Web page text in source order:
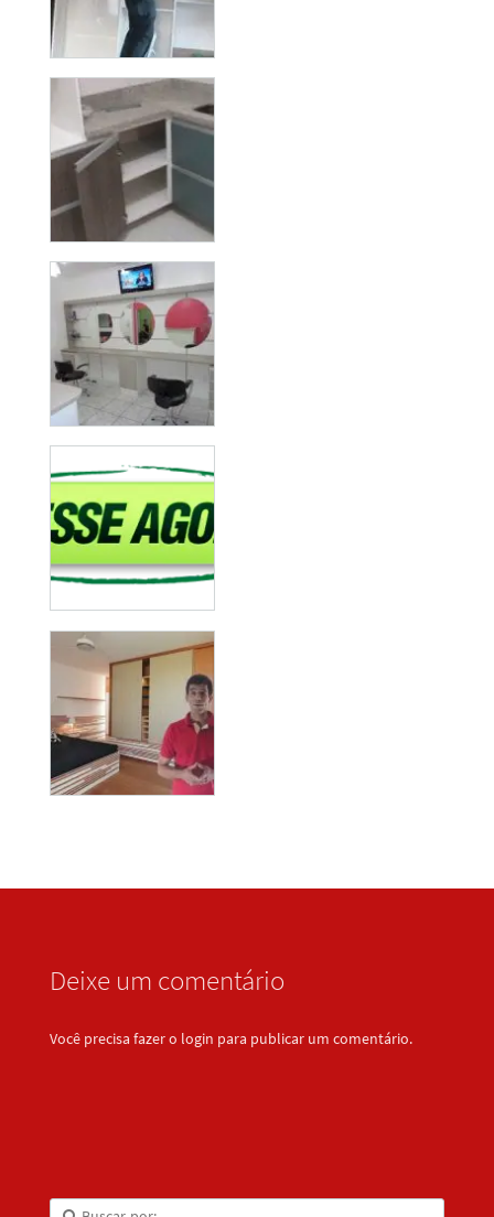
Deixe um comentário
Você precisa fazer o login para publicar um comentário.